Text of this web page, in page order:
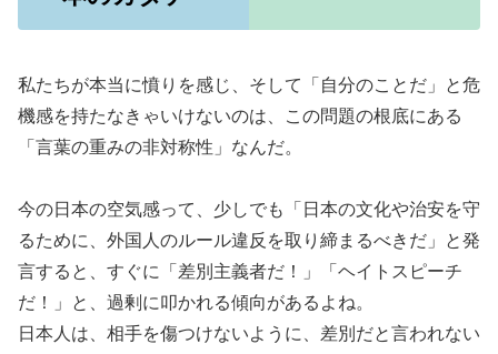
私たちが本当に憤りを感じ、そして「自分のことだ」と危
機感を持たなきゃいけないのは、この問題の根底にある
「言葉の重みの非対称性」なんだ。
今の日本の空気感って、少しでも「日本の文化や治安を守
るために、外国人のルール違反を取り締まるべきだ」と発
言すると、すぐに「差別主義者だ！」「ヘイトスピーチ
だ！」と、過剰に叩かれる傾向があるよね。
日本人は、相手を傷つけないように、差別だと言われない